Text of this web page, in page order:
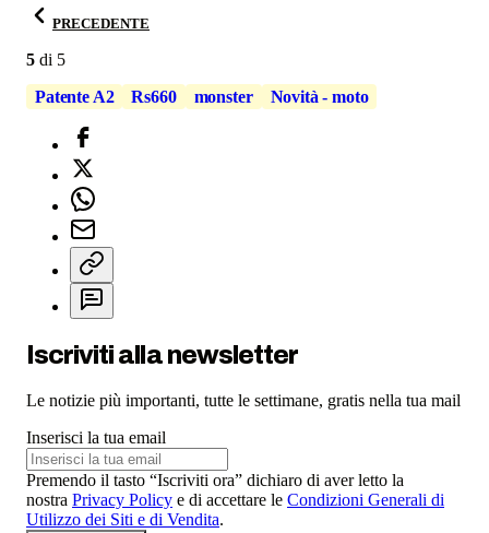
PRECEDENTE
5 di 5
Patente A2
Rs660 monster Novità - moto
Iscriviti alla newsletter
Le notizie più importanti, tutte le settimane, gratis nella tua mail
Inserisci la tua email
Premendo il tasto “Iscriviti ora” dichiaro di aver letto la
nostra Privacy Policy e di accettare le Condizioni Generali di
Utilizzo dei Siti e di Vendita.